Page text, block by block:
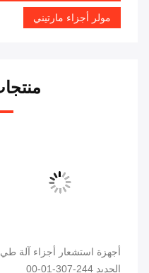
مولر أجزاء مارتيني
أجهزة استشعار أجزاء آلة طي
الحديد 244-307-01-00